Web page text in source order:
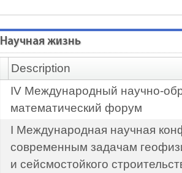
Научная жизнь
Description
IV Международный научно-
математический форум
I Международная научная
современным задачам
и сейсмостойкого